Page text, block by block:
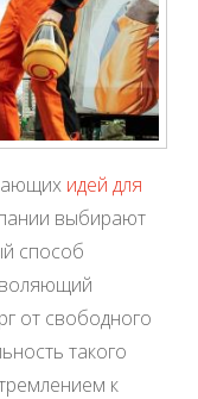
идей для
выбирают
способ
от свободного
такого
к